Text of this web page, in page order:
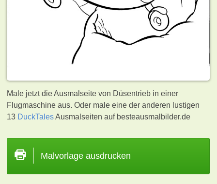
Male jetzt die Ausmalseite von Düsentrieb in einer
Flugmaschine aus. Oder male eine der anderen lustigen
13 DuckTalesAusmalseiten auf besteausmalbilder.de
Malvorlage ausdrucken